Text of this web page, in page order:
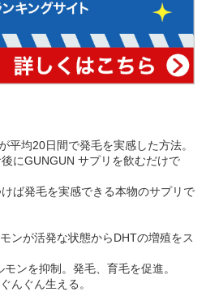
平均20日間で発毛を実感した方法。
にGUNGUN サプリを飲むだけで
ば発毛を実感できる本物のサプリで
ンが活発な状態からDHTの増殖をス
ンを抑制。発毛、育毛を促進。
んぐん生える。